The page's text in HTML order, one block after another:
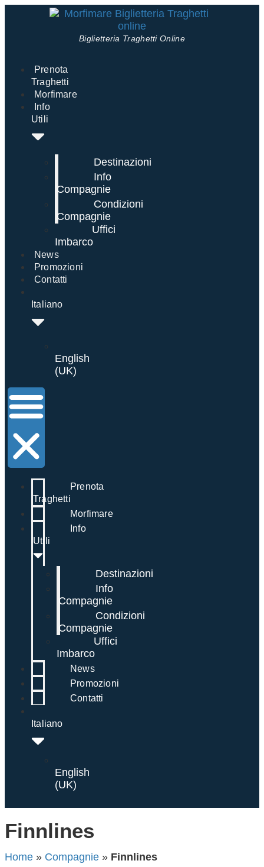
Biglietteria Traghetti Online
Prenota
Traghetti
Morfimare
Info
Utili
Destinazioni
Info
Compagnie
Condizioni
Compagnie
Uffici
Imbarco
News
Promozioni
Contatti
Italiano
English
(UK)
Prenota
Traghetti
Morfimare
Info
Utili
Destinazioni
Info
Compagnie
Condizioni
Compagnie
Uffici
Imbarco
News
Promozioni
Contatti
Italiano
English
(UK)
Finnlines
Home » Compagnie » Finnlines